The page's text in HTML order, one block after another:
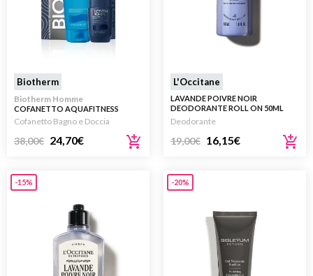
Biotherm
Biotherm Homme
COFANETTO AQUAFITNESS
ROUTINE HOLIDAY SET 200ML
Cofanetto Bagno e Doccia
38,00€ 24,70€
L'Occitane
LAVANDE POIVRE NOIR
DEODORANTE ROLL ON 50ML
Deodorante
19,00€ 16,15€
-15% -20%